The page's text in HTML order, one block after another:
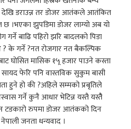
डराउन्न तर डोजर आतंकले आतंकित
छ ।भएका झुपडिमा डोजर लाग्यो अब यो
बाढि पहिरो झरि बादलको पिडा
? के गर्ने ?नत रोजगार नत बैकल्पिक
घोसित मासिक १५्र हजार पाउने कस्ता
फेरि पनि वास्तविक सुकुम बासी
हुने हो की ?अहिले सम्मको प्रबृतिले
गर्ने कुनै आधार भेटिन्न यस्तै यस्तैै
टडकारो रुपमा डोजर आतंकको दिन
जनता धन्यवाद ।